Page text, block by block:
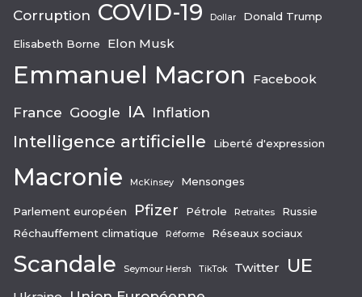
Corruption COVID-19 Dollar Donald Trump
Elisabeth Borne Elon Musk
Emmanuel Macron Facebook
France Google IA Inflation
Intelligence artificielle Liberté d'expression
Macronie McKinsey Mensonges
Parlement européen Pfizer Pétrole Retraites
Russie
Réchauffement climatique
Réforme Réseaux sociaux
Scandale Seymour Hersh TikTok Twitter UE